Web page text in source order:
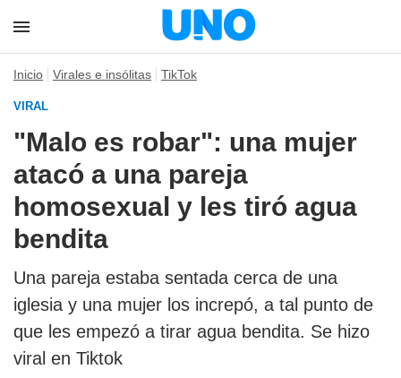
Inicio Virales e insólitas TikTok
VIRAL
"Malo es robar": una mujer
atacó a una pareja
homosexual y les tiró agua
bendita
Una pareja estaba sentada cerca de una
iglesia y una mujer los increpó, a tal punto de
que les empezó a tirar agua bendita. Se hizo
viral en Tiktok